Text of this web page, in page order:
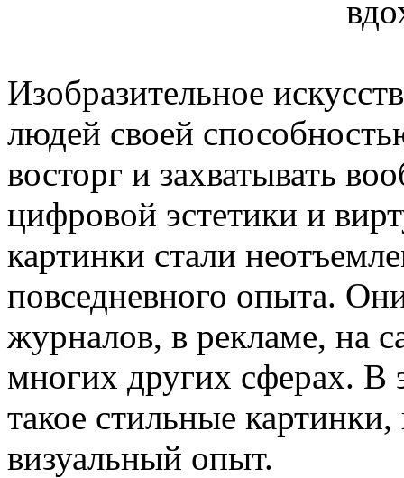
Изобразительное
людей своей
восторг и захватывать
цифровой эстетики и
картинки стали
повседневного опыта.
журналов, в рекламе, на
многих других сферах. В
такое стильные
визуальный опыт.